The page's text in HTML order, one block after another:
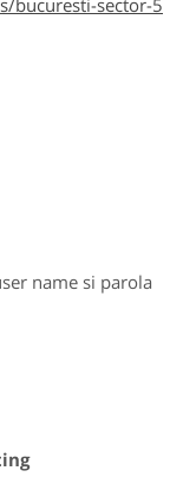
bucuresti-sector-5
name si parola